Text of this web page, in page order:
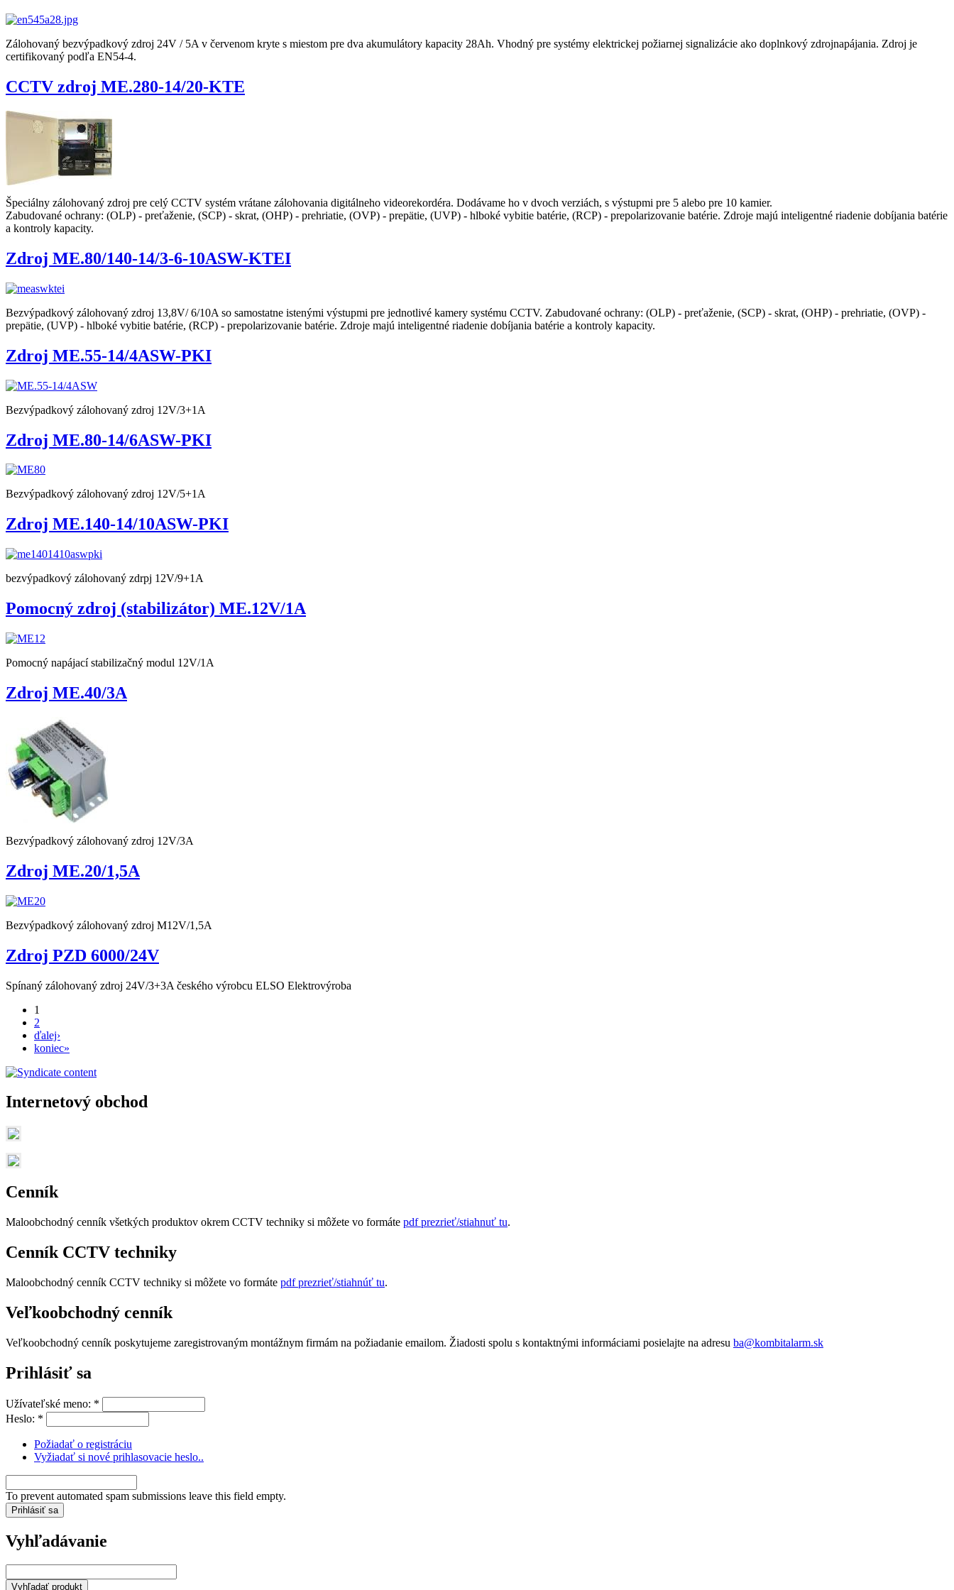
Zálohovaný bezvýpadkový zdroj 24V / 5A v červenom kryte s miestom pre dva akumulátory kapacity 28Ah. Vhodný pre systémy elektrickej požiarnej signalizácie ako doplnkový zdrojnapájania. Zdroj je
certifikovaný podľa EN54-4.
CCTV zdroj ME.280-14/20-KTE
Špeciálny zálohovaný zdroj pre celý CCTV systém vrátane zálohovania digitálneho videorekordéra. Dodávame ho v dvoch verziách, s výstupmi pre 5 alebo pre 10 kamier.
Zabudované ochrany: (OLP) - preťaženie, (SCP) - skrat, (OHP) - prehriatie, (OVP) - prepätie, (UVP) - hlboké vybitie batérie, (RCP) - prepolarizovanie batérie. Zdroje majú inteligentné riadenie dobíjania batérie
a kontroly kapacity.
Zdroj ME.80/140-14/3-6-10ASW-KTEI
Bezvýpadkový zálohovaný zdroj 13,8V/ 6/10A so samostatne istenými výstupmi pre jednotlivé kamery systému CCTV. Zabudované ochrany: (OLP) - preťaženie, (SCP) - skrat, (OHP) - prehriatie, (OVP) -
prepätie, (UVP) - hlboké vybitie batérie, (RCP) - prepolarizovanie batérie. Zdroje majú inteligentné riadenie dobíjania batérie a kontroly kapacity.
Zdroj ME.55-14/4ASW-PKI
Bezvýpadkový zálohovaný zdroj 12V/3+1A
Zdroj ME.80-14/6ASW-PKI
Bezvýpadkový zálohovaný zdroj 12V/5+1A
Zdroj ME.140-14/10ASW-PKI
bezvýpadkový zálohovaný zdrpj 12V/9+1A
Pomocný zdroj (stabilizátor) ME.12V/1A
Pomocný napájací stabilizačný modul 12V/1A
Zdroj ME.40/3A
Bezvýpadkový zálohovaný zdroj 12V/3A
Zdroj ME.20/1,5A
Bezvýpadkový zálohovaný zdroj M12V/1,5A
Zdroj PZD 6000/24V
Spínaný zálohovaný zdroj 24V/3+3A českého výrobcu ELSO Elektrovýroba
1
2
ďalej›
koniec»
Internetový obchod
Cenník
Maloobchodný cenník všetkých produktov okrem CCTV techniky si môžete vo formáte pdf prezrieť/stiahnuť tu.
Cenník CCTV techniky
Maloobchodný cenník CCTV techniky si môžete vo formáte pdf prezrieť/stiahnúť tu.
Veľkoobchodný cenník
Veľkoobchodný cenník poskytujeme zaregistrovaným montážnym firmám na požiadanie emailom. Žiadosti spolu s kontaktnými informáciami posielajte na adresu ba@kombitalarm.sk
Prihlásiť sa
Užívateľské meno: *
Heslo: *
Požiadať o registráciu
Vyžiadať si nové prihlasovacie heslo..
To prevent automated spam submissions leave this field empty.
Vyhľadávanie